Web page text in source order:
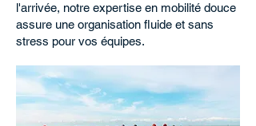
l'arrivée, notre expertise en mobilité douce
assure une organisation fluide et sans
stress pour vos équipes.